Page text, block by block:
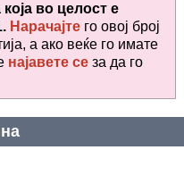
во целост е
Нарачајте го овој број
а ако веќе го имате
најавете се за да го